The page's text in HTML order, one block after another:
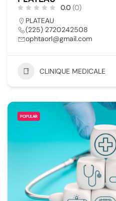
0.0 (0)
PLATEAU
(225) 2720242508
ophtaorl@gmail.com
CLINIQUE MEDICALE
POPULAR